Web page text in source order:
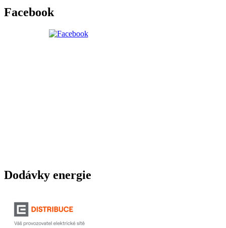
Facebook
Dodávky energie